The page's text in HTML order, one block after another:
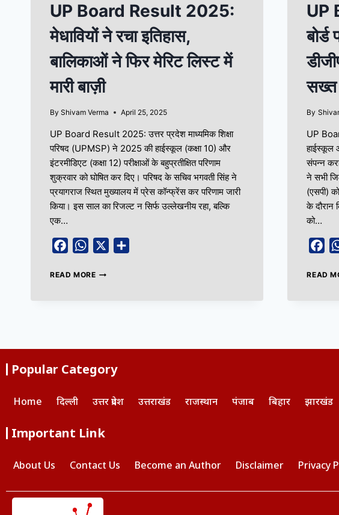
UP Board Result 2025:
मेधावियों ने रचा इतिहास,
बालिकाओं ने फिर मेरिट लिस्ट में
मारी बाज़ी
By Shivam Verma April 25, 2025
UP Board Result 2025: उत्तर प्रदेश माध्यमिक शिक्षा
परिषद (UPMSP) ने 2025 की हाईस्कूल (कक्षा 10) और
इंटरमीडिएट (कक्षा 12) परीक्षाओं के बहुप्रतीक्षित परिणाम
शुक्रवार को घोषित कर दिए। परिषद के सचिव भगवती सिंह ने
प्रयागराज स्थित मुख्यालय में प्रेस कॉन्फ्रेंस कर परिणाम जारी
किया। इस साल का रिजल्ट न सिर्फ उल्लेखनीय रहा, बल्कि
एक…
FacebookWhatsApp
READ MORE
UP
बोर्ड
सख्त
By
UP
हाईस्कूल
संपन्न
ने सभी
(एसपी)
के दौरान
को…
READ
Popular Category
Home दिल्ली उत्तर प्रदेश उत्तराखंड राजस्थान पंजाब बिहार झारखंड
Important Link
About Us Contact Us Become an Author Disclaimer Privacy